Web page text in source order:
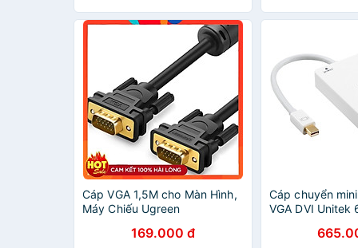
Cáp VGA 1,5M cho Màn Hình,
Máy Chiếu Ugreen
169.000 đ
Cáp chuyển
VGA DVI